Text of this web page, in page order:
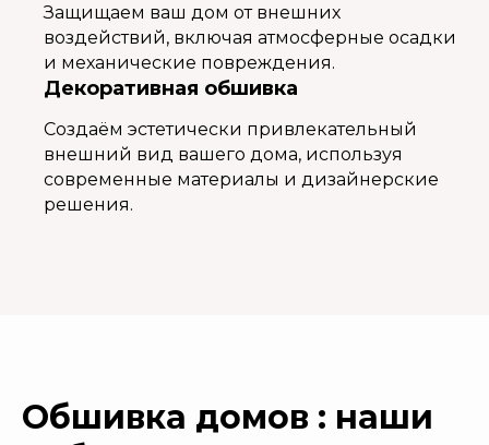
Защищаем ваш дом от внешних
воздействий, включая атмосферные осадки
и механические повреждения.
Декоративная обшивка
Создаём эстетически привлекательный
внешний вид вашего дома, используя
современные материалы и дизайнерские
решения.
Обшивка домов : наши